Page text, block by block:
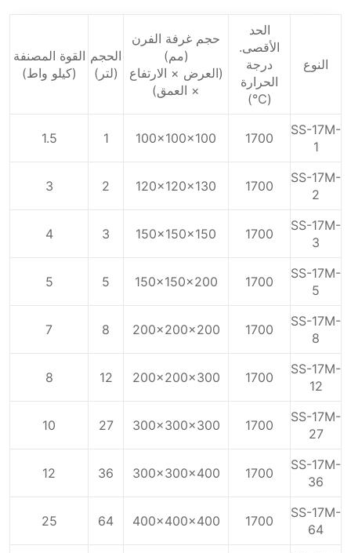
النوع
الحد
الأقصى.
درجة
الحرارة
(℃)
حجم غرفة الفرن
(مم)
(العرض × الارتفاع
× العمق)
الحجم
(لتر)
القوة المصنفة
(كيلو واط)
SS-17M-
1
1700
100x100x100
1
1.5
SS-17M-
2
1700
120x120x130
2
3
SS-17M-
3
1700
150x150x150
3
4
SS-17M-
5
1700
150x150x200
5
5
SS-17M-
8
1700
200x200x200
8
7
SS-17M-
12
1700
200x200x300
12
8
SS-17M-
27
1700
300x300x300
27
10
SS-17M-
36
1700
300x300x400
36
12
SS-17M-
64
1700
400x400x400
64
25